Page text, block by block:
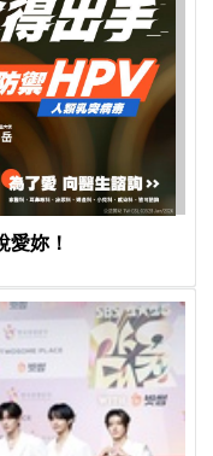
愛妳！